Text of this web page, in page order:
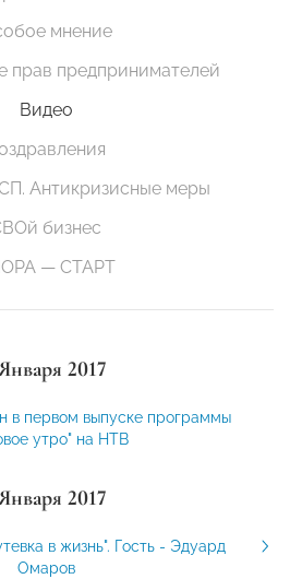
мнение
прав предпринимателей
Видео
Антикризисные меры
бизнес
— СТАРТ
2017
в первом выпуске программы
утро" на НТВ
2017
в жизнь". Гость - Эдуард
Омаров